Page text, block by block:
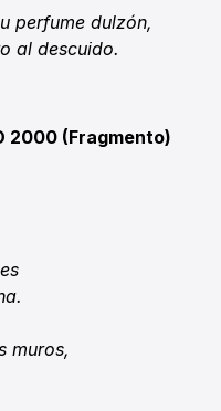
perfume dulzón,
al descuido.
2000 (Fragmento)
muros,